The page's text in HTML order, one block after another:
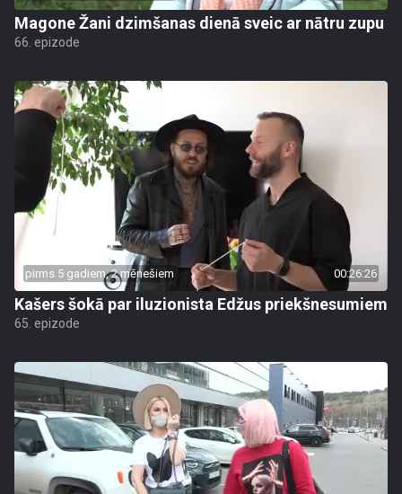
Magone Žani dzimšanas dienā sveic ar nātru zupu
66. epizode
pirms 5 gadiem, 2 mēnešiem 00:26:26
Kašers šokā par iluzionista Edžus priekšnesumiem
65. epizode